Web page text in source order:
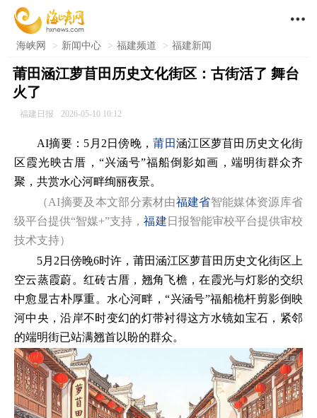

海峡网 > 新闻中心 > 福建频道 > 福建新闻
莆田涵江萝苜田历史文化街区：古街活了 舞台
火了
福建日报 2026-05-10 10:12
AI摘要：5月2日傍晚，莆田涵江区萝苜田历史文化街
区霞光映古厝，“兴涵号”福船倒影如画，端明街群众齐
聚，共赏水心河畔绚丽夜景。
（AI摘要及本文部分素材由福建省智能媒体资源库省
级平台提供“智媒+”支持，福建 日报智能审校平台提供审校
技术支持）
5月2日傍晚6时许，莆田涵江区萝苜田历史文化街区上
空云蒸霞蔚。红砖古厝，翘角飞檐，在霞光与灯影的交织
中愈显古朴厚重。水心河畔，“兴涵号”福船桅杆剪影倒映
河中央，沿岸不时变幻的灯带衬得这方水镜如宝石，紧邻
的端明街已站满翘首以盼的群众。